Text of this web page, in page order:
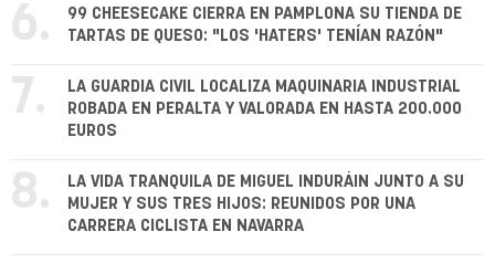
6.
99 CHEESECAKE CIERRA EN PAMPLONA SU TIENDA DE
TARTAS DE QUESO: "LOS 'HATERS' TENÍAN RAZÓN"
7.
LA GUARDIA CIVIL LOCALIZA MAQUINARIA INDUSTRIAL
ROBADA EN PERALTA Y VALORADA EN HASTA 200.000
EUROS
8.
LA VIDA TRANQUILA DE MIGUEL INDURÁIN JUNTO A SU
MUJER Y SUS TRES HIJOS: REUNIDOS POR UNA
CARRERA CICLISTA EN NAVARRA